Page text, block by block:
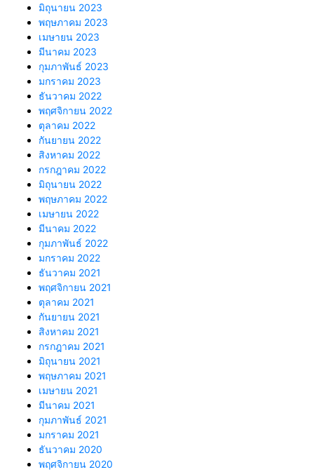
มิถุนายน 2023
พฤษภาคม 2023
เมษายน 2023
มีนาคม 2023
กุมภาพันธ์ 2023
มกราคม 2023
ธันวาคม 2022
พฤศจิกายน 2022
ตุลาคม 2022
กันยายน 2022
สิงหาคม 2022
กรกฎาคม 2022
มิถุนายน 2022
พฤษภาคม 2022
เมษายน 2022
มีนาคม 2022
กุมภาพันธ์ 2022
มกราคม 2022
ธันวาคม 2021
พฤศจิกายน 2021
ตุลาคม 2021
กันยายน 2021
สิงหาคม 2021
กรกฎาคม 2021
มิถุนายน 2021
พฤษภาคม 2021
เมษายน 2021
มีนาคม 2021
กุมภาพันธ์ 2021
มกราคม 2021
ธันวาคม 2020
พฤศจิกายน 2020